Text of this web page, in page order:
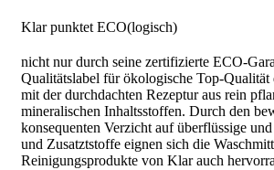
Klar punktet ECO(logisch)
nicht nur durch seine zertifizierte ECO-
Qualitätslabel für ökologische Top-Qualität
mit der durchdachten Rezeptur aus rein
mineralischen Inhaltsstoffen. Durch den
konsequenten Verzicht auf überflüssige
und Zusatztstoffe eignen sich die
Reinigungsprodukte von Klar auch